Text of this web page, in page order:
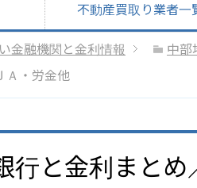
不動産買取り業者一
金融機関と金利情報
中部
Ａ・労金他
行と金利まとめ